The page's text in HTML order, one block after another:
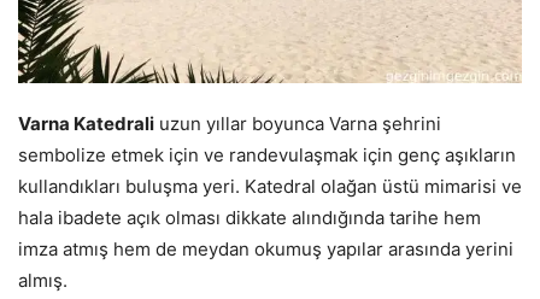
Varna Katedrali uzun yıllar boyunca Varna şehrini
sembolize etmek için ve randevulaşmak için genç aşıkların
kullandıkları buluşma yeri. Katedral olağan üstü mimarisi ve
hala ibadete açık olması dikkate alındığında tarihe hem
imza atmış hem de meydan okumuş yapılar arasında yerini
almış.